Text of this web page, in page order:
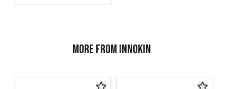
More from Innokin